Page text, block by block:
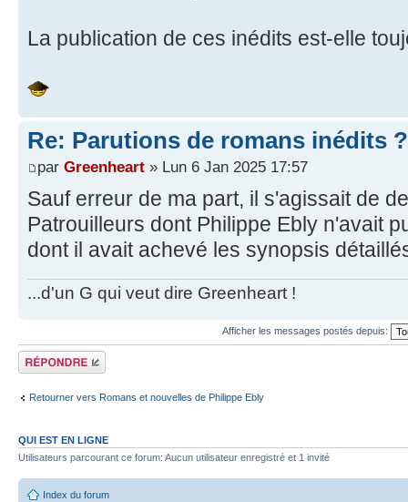
La publication de ces inédits est-elle
Re: Parutions de romans inédits ?
par Greenheart » Lun 6 Jan 2025 17:57
Sauf erreur de ma part, il s'agissait de
Patrouilleurs dont Philippe Ebly n'avait
dont il avait achevé les synopsis
...d'un G qui veut dire Greenheart !
Afficher les messages postés depuis:
Répondre
Retourner vers Romans et nouvelles de Philippe Ebly
QUI EST EN LIGNE
Utilisateurs parcourant ce forum: Aucun utilisateur enregistré et 1 invité
Index du forum